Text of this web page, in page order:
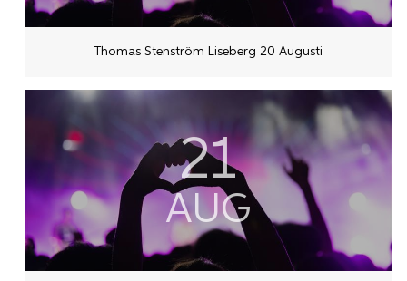
Thomas Stenström Liseberg 20 Augusti
21
AUG